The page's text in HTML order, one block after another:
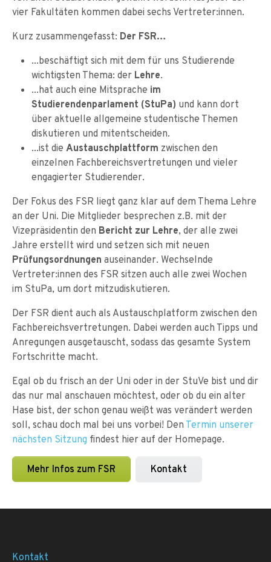
vier Fakultäten kommen dabei sechs Vertreter:innen.
Kurz zusammengefasst: Der FSR…
...beschäftigt sich mit dem für uns Studierende
wichtigsten Thema: der Lehre.
...hat auch eine Mitsprache im
Studierendenparlament (StuPa) und kann dort
über aktuelle allgemeine studentische Themen
diskutieren und mitentscheiden.
...ist die Austauschplattform zwischen den
einzelnen Fachbereichsvertretungen und vieler
engagierter Studierender.
Der Fokus des FSR liegt ganz klar auf dem Thema Lehre
an der Uni. Die Mitglieder besprechen z.B. mit der
Vizepräsidentin den Bericht zur Lehre, der alle zwei
Jahre erstellt wird und setzen sich mit neuen
Prüfungsordnungen auseinander. Wechselnde
Vertreter:innen des FSR sitzen auch alle zwei Wochen
im StuPa, um dort mitzudiskutieren.
Der FSR dient auch als Austauschplatform zwischen den
Fachbereichsvertretungen. Dabei werden auch Tipps und
Anregungen ausgetauscht, sodass das gesamte System
Fortschritte macht.
Egal ob du frisch an der Uni oder in der StuVe bist und dir
das nur mal anschauen möchtest, oder ob du ein alter
Hase bist, der schon genau weißt was verändert werden
soll, schau doch mal bei uns vorbei! Den Termin unserer
nächsten Sitzung findest hier auf der Homepage.
Mehr Infos zum FSR Kontakt
Kontakt